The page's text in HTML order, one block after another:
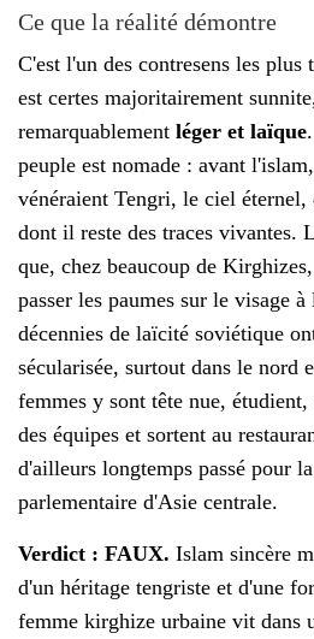
Ce que la réalité démontre
C'est l'un des contresens les
est certes majoritairement
remarquablement léger et laïque
peuple est nomade : avant
vénéraient Tengri, le ciel éternel,
dont il reste des traces vivantes.
que, chez beaucoup de
passer les paumes sur le visage
décennies de laïcité soviétique
sécularisée, surtout dans le nord
femmes y sont tête nue,
des équipes et sortent au
d'ailleurs longtemps passé pour
parlementaire d'Asie centrale.
Verdict : FAUX. Islam sincère
d'un héritage tengriste et d'une
femme kirghize urbaine vit dans